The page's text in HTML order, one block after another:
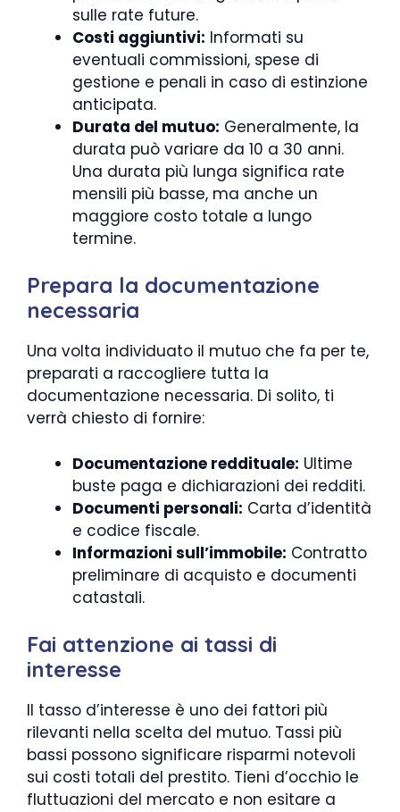
sulle rate future.
Costi aggiuntivi: Informati su
eventuali commissioni, spese di
gestione e penali in caso di estinzione
anticipata.
Durata del mutuo: Generalmente, la
durata può variare da 10 a 30 anni.
Una durata più lunga significa rate
mensili più basse, ma anche un
maggiore costo totale a lungo
termine.
Prepara la documentazione
necessaria
Una volta individuato il mutuo che fa per te,
preparati a raccogliere tutta la
documentazione necessaria. Di solito, ti
verrà chiesto di fornire:
Documentazione reddituale: Ultime
buste paga e dichiarazioni dei redditi.
Documenti personali: Carta d’identità
e codice fiscale.
Informazioni sull’immobile: Contratto
preliminare di acquisto e documenti
catastali.
Fai attenzione ai tassi di
interesse
Il tasso d’interesse è uno dei fattori più
rilevanti nella scelta del mutuo. Tassi più
bassi possono significare risparmi notevoli
sui costi totali del prestito. Tieni d’occhio le
fluttuazioni del mercato e non esitare a